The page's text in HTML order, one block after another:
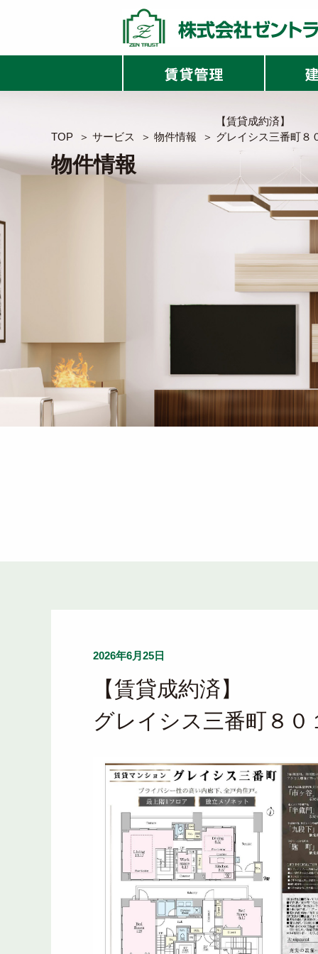
TOP ＞ サービス ＞ 物件情報 ＞
【賃貸成約済】
グレイシス三番町８
物件情報
2026年6月25日
【賃貸成約済】
グレイシス三番町８０